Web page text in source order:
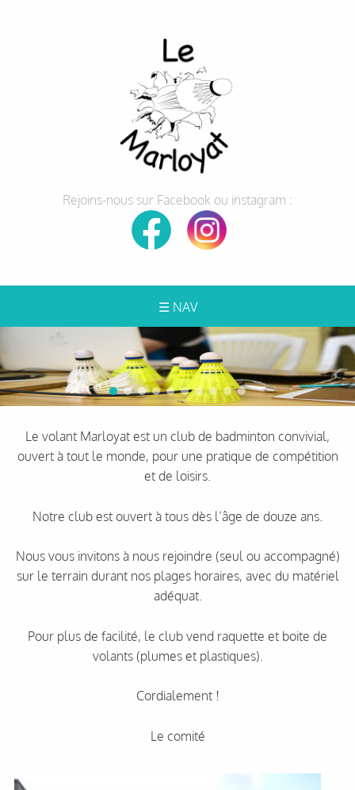
Rejoins-nous sur Facebook ou instagram :
☰ NAV
Le volant Marloyat est un club de badminton convivial,
ouvert à tout le monde, pour une pratique de compétition
et de loisirs.
Notre club est ouvert à tous dès l’âge de douze ans.
Nous vous invitons à nous rejoindre (seul ou accompagné)
sur le terrain durant nos plages horaires, avec du matériel
adéquat.
Pour plus de facilité, le club vend raquette et boite de
volants (plumes et plastiques).
Cordialement !
Le comité